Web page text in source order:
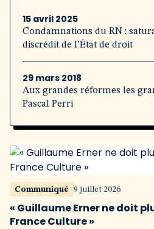
15 avril 2025
Condamnations du RN :
discrédit de l’État de droit
29 mars 2018
Aux grandes réformes les
Pascal Perri
Communiqué 9 juillet 2026
« Guillaume Erner ne doit
France Culture »